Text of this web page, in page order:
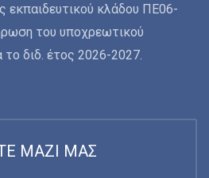
εκπαιδευτικού κλάδου ΠΕ06-
του υποχρεωτικού
το διδ. έτος 2026-2027.
ΜΑΖΊ ΜΑΣ